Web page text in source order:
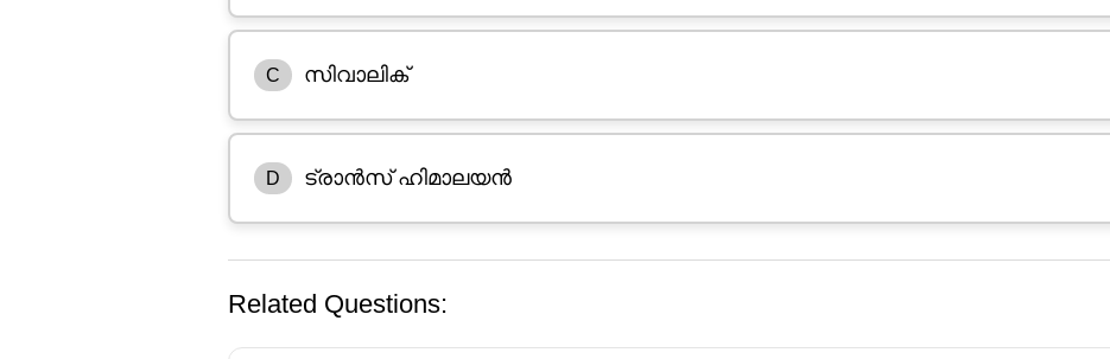
C സിവാലിക്
D ട്രാന്‍സ് ഹിമാലയന്‍
Related Questions: